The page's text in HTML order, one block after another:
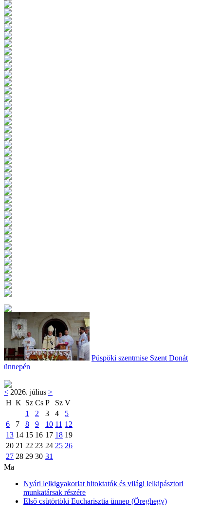
Püspöki szentmise Szent Donát
ünnepén
< 2026. július >
H K Sz Cs P Sz V
1
2 3 4
5
6
7 8 9 10 11 12
13 14 15 16 17 18 19
20 21 22 23 24 25 26
27 28 29 30 31
Ma
Nyári lelkigyakorlat hitoktatók és világi lelkipásztori
munkatársak részére
Első csütörtöki Eucharisztia ünnep (Öreghegy)